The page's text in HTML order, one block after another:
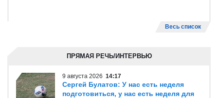
Весь список
ПРЯМАЯ РЕЧЬ/ИНТЕРВЬЮ
9 августа 2026 14:17
Сергей Булатов: У нас есть неделя
подготовиться, у нас есть неделя для